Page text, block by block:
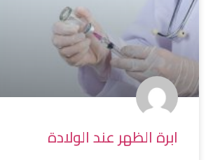
ابرة الظهر عند الولادة